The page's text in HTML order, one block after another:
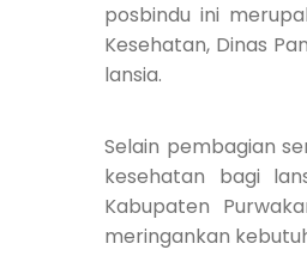
posbindu ini
Kesehatan, Dinas
lansia.
Selain pembagian
kesehatan bagi
Kabupaten
meringankan